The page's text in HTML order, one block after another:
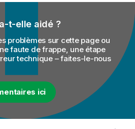
t-elle aidé ?
problèmes sur cette page ou
faute de frappe, une étape
technique – faites-le-nous
ici